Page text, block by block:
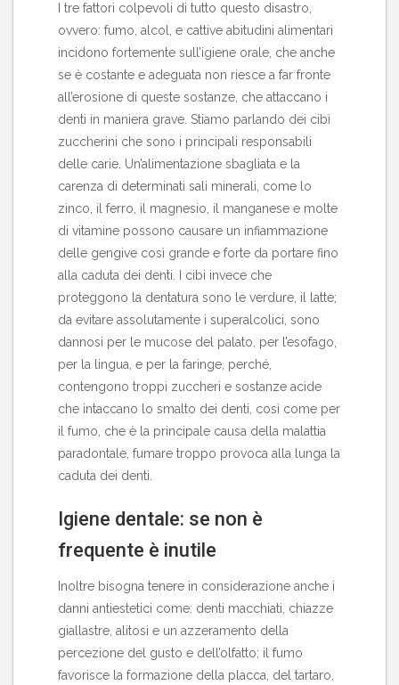
I tre fattori colpevoli di tutto questo disastro,
ovvero: fumo, alcol, e cattive abitudini alimentari
incidono fortemente sull’igiene orale, che anche
se è costante e adeguata non riesce a far fronte
all’erosione di queste sostanze, che attaccano i
denti in maniera grave. Stiamo parlando dei cibi
zuccherini che sono i principali responsabili
delle carie. Un’alimentazione sbagliata e la
carenza di determinati sali minerali, come lo
zinco, il ferro, il magnesio, il manganese e molte
di vitamine possono causare un infiammazione
delle gengive così grande e forte da portare fino
alla caduta dei denti. I cibi invece che
proteggono la dentatura sono le verdure, il latte;
da evitare assolutamente i superalcolici, sono
dannosi per le mucose del palato, per l’esofago,
per la lingua, e per la faringe, perché,
contengono troppi zuccheri e sostanze acide
che intaccano lo smalto dei denti, così come per
il fumo, che è la principale causa della malattia
paradontale, fumare troppo provoca alla lunga la
caduta dei denti.
Igiene dentale: se non è
frequente è inutile
Inoltre bisogna tenere in considerazione anche i
danni antiestetici come: denti macchiati, chiazze
giallastre, alitosi e un azzeramento della
percezione del gusto e dell’olfatto; il fumo
favorisce la formazione della placca, del tartaro,